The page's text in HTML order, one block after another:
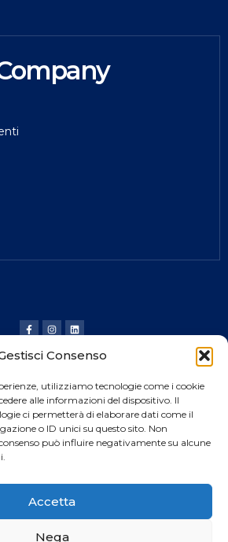
Consenso
utilizziamo tecnologie come i cookie
alle informazioni del dispositivo. Il
ci permetterà di elaborare dati come il
o ID unici su questo sito. Non
può influire negativamente su alcune
Accetta
Nega
SRL
Pove del Grappa (VI) Italy